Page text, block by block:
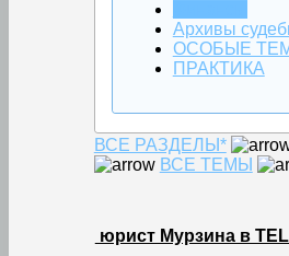
Архивы
ОСОБЫЕ
ПРАКТИКА
ВСЕ РАЗДЕЛЫ*
ВСЕ ТЕМЫ
юрист Мурзина в